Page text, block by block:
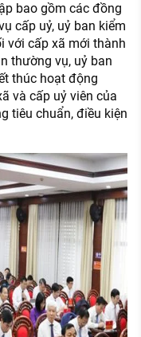
bao gồm các đồng
cấp uỷ, uỷ ban kiểm
với cấp xã mới thành
thường vụ, uỷ ban
thúc hoạt động
và cấp uỷ viên của
tiêu chuẩn, điều kiện